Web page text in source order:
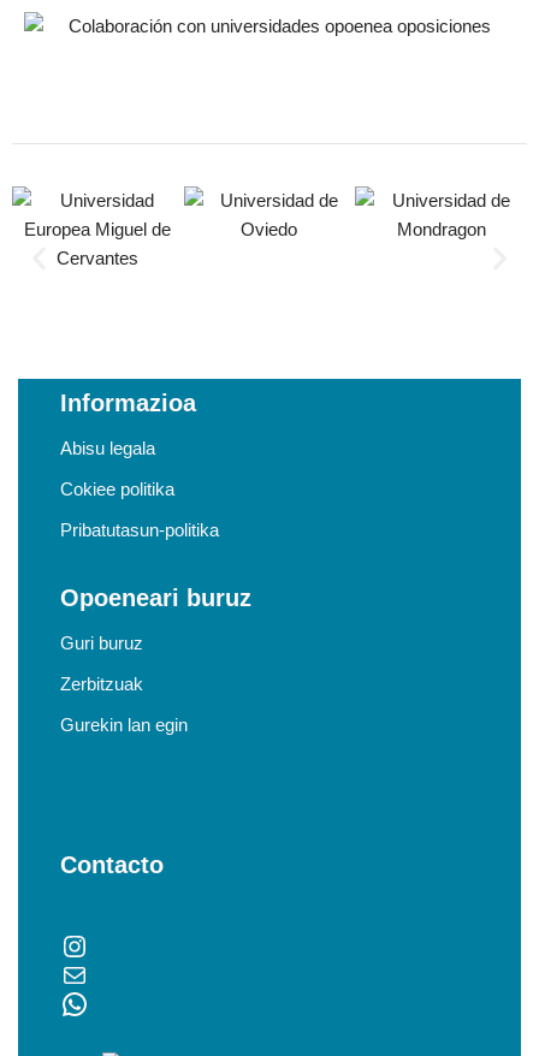
Informazioa
Abisu legala
Cokiee politika
Pribatutasun-politika
Opoeneari buruz
Guri buruz
Zerbitzuak
Gurekin lan egin
Contacto